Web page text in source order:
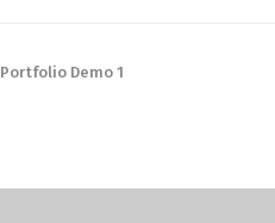
Portfolio Demo 1